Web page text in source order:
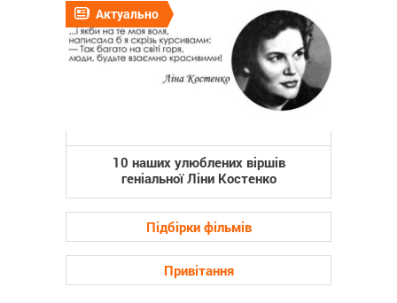
Актуально
10 наших улюблених віршів
геніальної Ліни Костенко
Підбірки фільмів
Привітання